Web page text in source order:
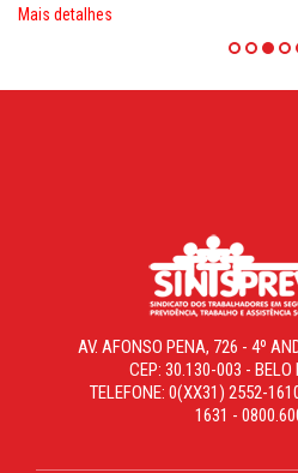
Mais detalhes
AV. AFONSO PENA, 726 - 4º
CEP: 30.130-003 -
TELEFONE: 0(XX31) 2552-
1631 -